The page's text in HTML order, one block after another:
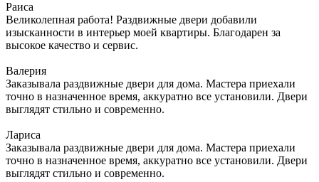
Раиса
Великолепная работа! Раздвижные двери добавили
изысканности в интерьер моей квартиры. Благодарен за
высокое качество и сервис.
Валерия
Заказывала раздвижные двери для дома. Мастера приехали
точно в назначенное время, аккуратно все установили. Двери
выглядят стильно и современно.
Лариса
Заказывала раздвижные двери для дома. Мастера приехали
точно в назначенное время, аккуратно все установили. Двери
выглядят стильно и современно.